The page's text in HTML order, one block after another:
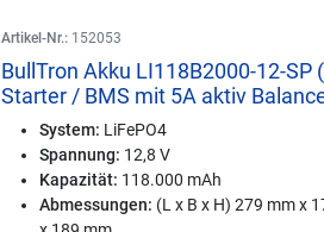
Artikel-Nr.: 152053
BullTron Akku LI118B2000-12-SP
Starter / BMS mit 5A aktiv
System: LiFePO4
Spannung: 12,8 V
Kapazität: 118.000 mAh
Abmessungen: (L x B x H) 279 mm x